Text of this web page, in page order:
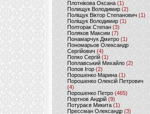
Плотнікова Оксана (1)
Полищук Володимир(2)
Поліщук Віктор Степанович(1)
Поліщук Володимир (1)
Полторак Степан(3)
Поляков Максим (7)
Понамарчук Дмитро (1)
Пономарьов Олександр
Сергійович(4)
Попко Сергій (1)
Поплавський Михайло (2)
Попов Ігор(2)
Порошенко Марина (1)
Порошенко Олексій Петрович
(4)
Порошенко Петро (465)
Портнов Андрій (9)
Потураєв Микита(1)
Прессман Олександр(3)